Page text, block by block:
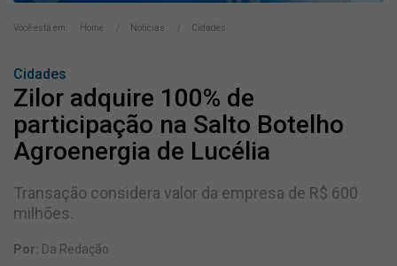
Você está em: Home Notícias Cidades
Cidades
Zilor adquire 100% de
participação na Salto Botelho
Agroenergia de Lucélia
Transação considera valor da empresa de R$ 600
milhões.
Por: Da Redação